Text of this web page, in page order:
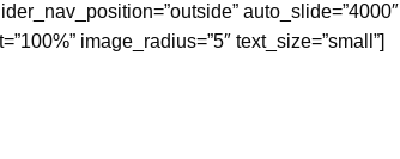
auto_slide=”4000″
image_radius=”5″ text_size=”small”]